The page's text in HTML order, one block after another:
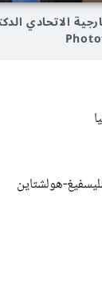
الاتحادي
هولشتاين